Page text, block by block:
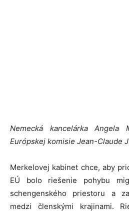
Nemecká kancelárka Angela
Európskej komisie Jean-Claude
Merkelovej kabinet chce, aby
EÚ bolo riešenie pohybu
schengenského priestoru a
medzi členskými krajinami.